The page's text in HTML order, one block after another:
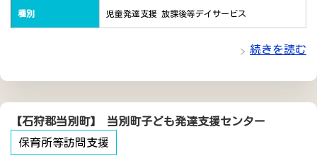
種別 児童発達支援 放課後等デイサービス
続きを読む
【石狩郡当別町】 当別町子ども発達支援センター
保育所等訪問支援